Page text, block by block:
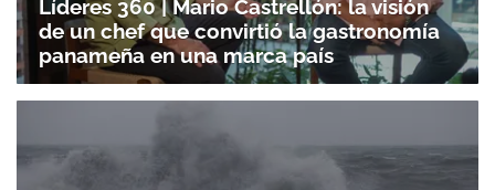
Líderes 360 | Mario Castrellón: la visión
de un chef que convirtió la gastronomía
panameña en una marca país